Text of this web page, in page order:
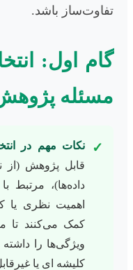
تفاوت‌ساز باشد.
گام اول:
مسئله
✓ نکات مهم در
قابل پژوهش (از
داده‌ها)،
اهمیت نظری یا
کمک می‌کنند تا
ویژگی‌ها را
کلیشه ای یا